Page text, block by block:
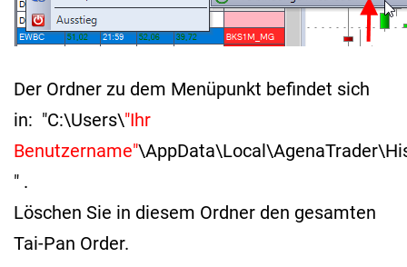
Der Ordner zu dem Menüpunkt befindet sich
in: "C:\Users\"Ihr
Benutzername"
" .
Löschen Sie in diesem Ordner den gesamten
Tai-Pan Order.